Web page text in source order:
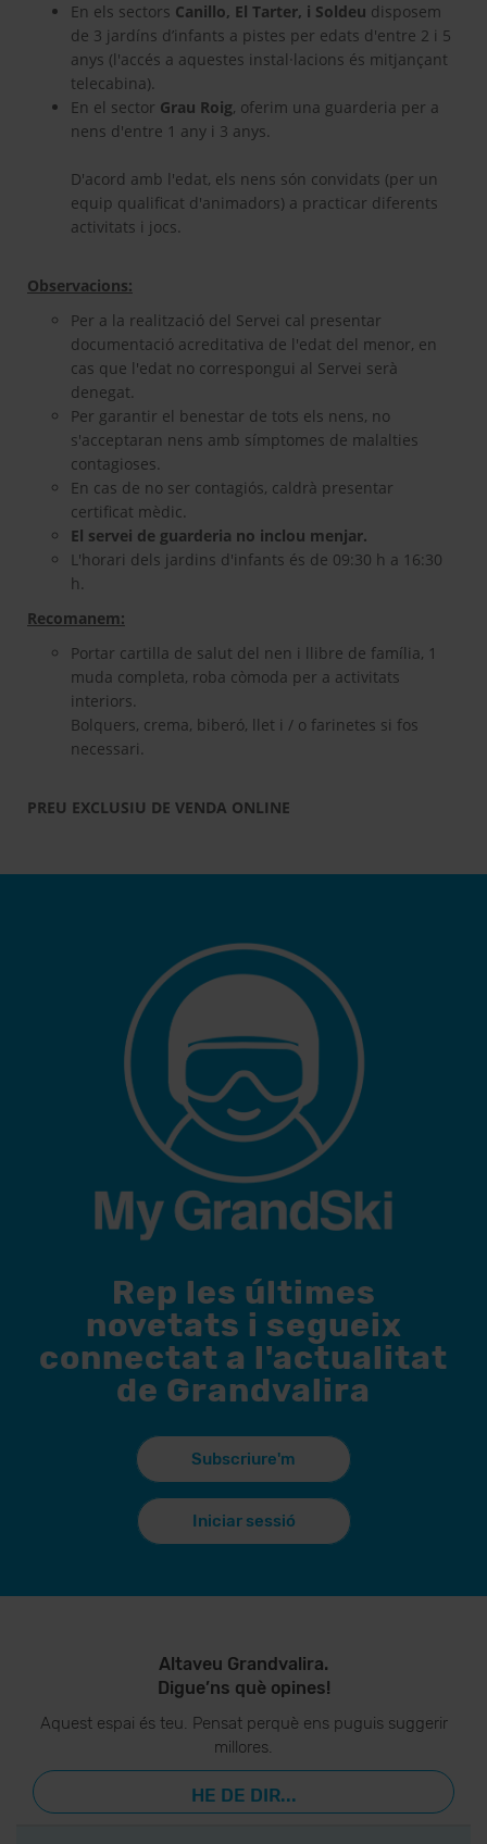
En els sectors Canillo, El Tarter, i Soldeu disposem
de 3 jardíns d’infants a pistes per edats d'entre 2 i 5
anys (l'accés a aquestes instal·lacions és mitjançant
telecabina).
En el sector Grau Roig, oferim una guarderia per a
nens d'entre 1 any i 3 anys.
D'acord amb l'edat, els nens són convidats (per un
equip qualificat d'animadors) a practicar diferents
activitats i jocs.
Observacions:
Per a la realització del Servei cal presentar
documentació acreditativa de l'edat del menor, en
cas que l'edat no correspongui al Servei serà
denegat.
Per garantir el benestar de tots els nens, no
s'acceptaran nens amb símptomes de malalties
contagioses.
En cas de no ser contagiós, caldrà presentar
certificat mèdic.
El servei de guarderia no inclou menjar.
L'horari dels jardins d'infants és de 09:30 h a 16:30
h.
Recomanem:
Portar cartilla de salut del nen i llibre de família, 1
muda completa, roba còmoda per a activitats
interiors.
Bolquers, crema, biberó, llet i / o farinetes si fos
necessari.
PREU EXCLUSIU DE VENDA ONLINE
Rep les últimes
novetats i segueix
connectat a l'actualitat
de Grandvalira
Subscriure'm
Iniciar sessió
Altaveu Grandvalira.
Digue’ns què opines!
Aquest espai és teu. Pensat perquè ens puguis suggerir
millores.
HE DE DIR...